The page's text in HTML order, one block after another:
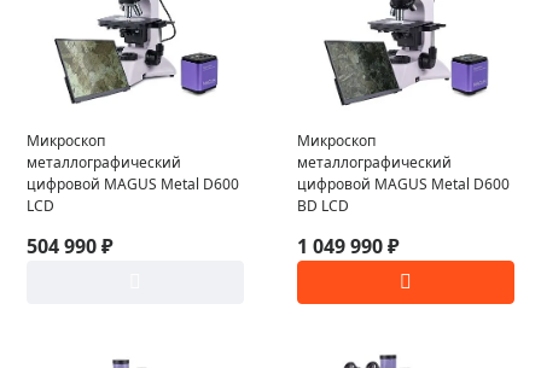
Микроскоп
металлографический
цифровой MAGUS Metal D600
LCD
504 990 ₽
Микроскоп
металлографический
цифровой MAGUS Metal D600
BD LCD
1 049 990 ₽